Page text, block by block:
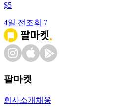
$5
4일 전 조회 7
팔마켓
회사소개 채용